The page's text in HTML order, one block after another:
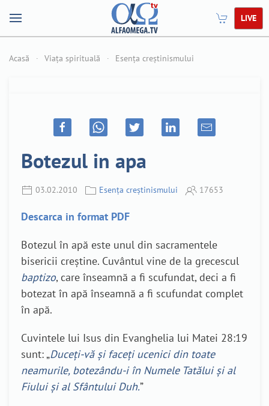
LIVE
Acasă Viața spirituală Esența creștinismului
Botezul in apa
03.02.2010 Esența creștinismului 17653
Descarca in format PDF
Botezul în apă este unul din sacramentele
bisericii creștine. Cuvântul vine de la grecescul
baptizo, care înseamnă a fi scufundat, deci a fi
botezat în apă înseamnă a fi scufundat complet
în apă.
Cuvintele lui Isus din Evanghelia lui Matei 28:19
sunt: „Duceți-vă și faceți ucenici din toate
neamurile, botezându-i în Numele Tatălui și al
Fiului și al Sfântului Duh.”